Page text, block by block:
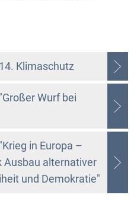
Klimaschutz
Wurf bei
in Europa –
Ausbau alternativer
und Demokratie"